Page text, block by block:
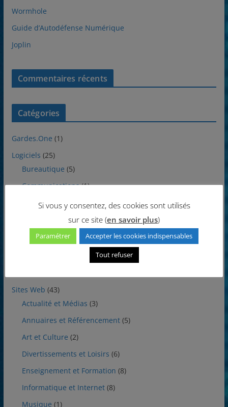
Wormhole
Guide d’Autodéfense Numérique
Joplin
Commentaires récents
Catégories
Gardes.One (1)
Logiciels (25)
Bureautique (5)
Communications(1)
Divers(1)
Multimédia(8)
Sites Web (43)
Actualité et Médias (3)
Annuaires et Référencement(5)
Art et Culture (2)
Divertissements et Loisirs (6)
Enseignement et Formation (8)
Informatique et Internet(8)
Musique (1)
Si vous y consentez, des cookies sont utilisés
sur ce site (en savoir plus)
Paramétrer Accepter les cookies indispensables
Tout refuser